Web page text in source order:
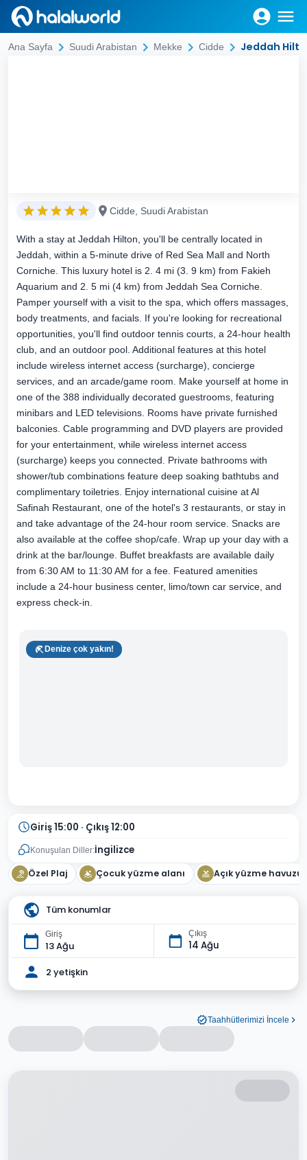
Ana Sayfa Suudi Arabistan Mekke Cidde Jeddah
Cidde, Suudi Arabistan
With a stay at Jeddah Hilton, you'll be centrally located in
Jeddah, within a 5-minute drive of Red Sea Mall and North
Corniche. This luxury hotel is 2. 4 mi (3. 9 km) from Fakieh
Aquarium and 2. 5 mi (4 km) from Jeddah Sea Corniche.
Pamper yourself with a visit to the spa, which offers massages,
body treatments, and facials. If you're looking for recreational
opportunities, you'll find outdoor tennis courts, a 24-hour health
club, and an outdoor pool. Additional features at this hotel
include wireless internet access (surcharge), concierge
services, and an arcade/game room. Make yourself at home in
one of the 388 individually decorated guestrooms, featuring
minibars and LED televisions. Rooms have private furnished
balconies. Cable programming and DVD players are provided
for your entertainment, while wireless internet access
(surcharge) keeps you connected. Private bathrooms with
shower/tub combinations feature deep soaking bathtubs and
complimentary toiletries. Enjoy international cuisine at Al
Safinah Restaurant, one of the hotel's 3 restaurants, or stay in
and take advantage of the 24-hour room service. Snacks are
also available at the coffee shop/cafe. Wrap up your day with a
drink at the bar/lounge. Buffet breakfasts are available daily
from 6:30 AM to 11:30 AM for a fee. Featured amenities
include a 24-hour business center, limo/town car service, and
express check-in.
Denize çok yakın!
Giriş 15:00 · Çıkış 12:00
Konuşulan Diller:İngilizce
Özel Plaj Çocuk yüzme alanı Açık yüzme havuzu
Tüm konumlar
Giriş
13 Ağu
Çıkış
14 Ağu
2 yetişkin
Taahhütlerimizi İncele